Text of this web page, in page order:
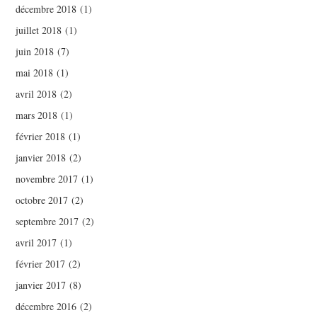
décembre 2018 (1)
juillet 2018 (1)
juin 2018 (7)
mai 2018 (1)
avril 2018 (2)
mars 2018 (1)
février 2018 (1)
janvier 2018 (2)
novembre 2017 (1)
octobre 2017 (2)
septembre 2017 (2)
avril 2017 (1)
février 2017 (2)
janvier 2017 (8)
décembre 2016 (2)